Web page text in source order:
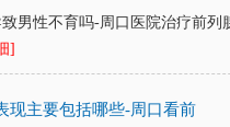
男性不育吗-周口医院治疗前列
]
现主要包括哪些-周口看前